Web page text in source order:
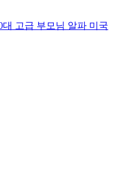
고급 부모님 알파 미국